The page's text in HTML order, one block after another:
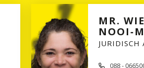
MR.
NOOI-
JURIDISCH
088 -